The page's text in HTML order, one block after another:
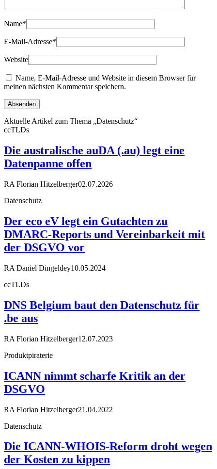
Name*
E-Mail-Adresse*
Website
Name, E-Mail-Adresse und Website in diesem Browser für
meinen nächsten Kommentar speichern.
Aktuelle Artikel zum Thema „Datenschutz“
ccTLDs
Die australische auDA (.au) legt eine
Datenpanne offen
RA Florian Hitzelberger02.07.2026
Datenschutz
Der eco eV legt ein Gutachten zu
DMARC-Reports und Vereinbarkeit mit
der DSGVO vor
RA Daniel Dingeldey10.05.2024
ccTLDs
DNS Belgium baut den Datenschutz für
.be aus
RA Florian Hitzelberger12.07.2023
Produktpiraterie
ICANN nimmt scharfe Kritik an der
DSGVO
RA Florian Hitzelberger21.04.2022
Datenschutz
Die ICANN-WHOIS-Reform droht wegen
der Kosten zu kippen